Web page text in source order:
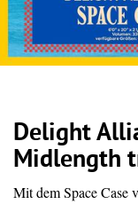
Delight
Midlength
Mit dem Space Case